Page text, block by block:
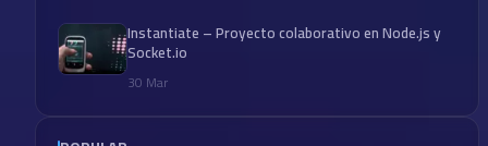
Instantiate – Proyecto colaborativo en Node.js y
Socket.io
30 Mar